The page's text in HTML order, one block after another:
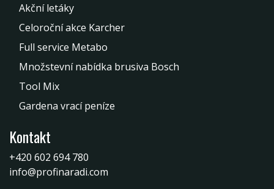
Akční letáky
Celoroční akce Karcher
Full service Metabo
Množstevní nabídka brusiva Bosch
Tool Mix
Gardena vrací peníze
Kontakt
+420 602 694 780
info@profinaradi.com